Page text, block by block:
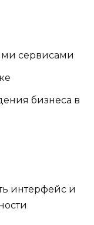
сервисами
бизнеса в
интерфейс и